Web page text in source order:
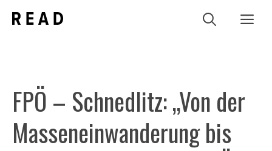
Inhalt
FPÖ – Schnedlitz: „Von der
Masseneinwanderung bis